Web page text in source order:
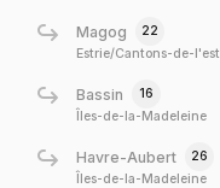
Magog
22
Estrie/Cantons-de-l'est
Bassin
16
Îles-de-la-Madeleine
Havre-Aubert
26
Îles-de-la-Madeleine